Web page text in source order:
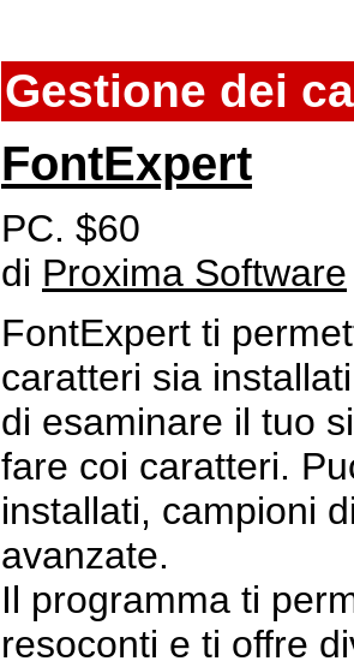
Gestione dei
FontExpert
PC. $60
di Proxima Software
FontExpert ti
caratteri sia
di esaminare il tuo
fare coi caratteri.
installati, campioni
avanzate.
Il programma ti
resoconti e ti offre